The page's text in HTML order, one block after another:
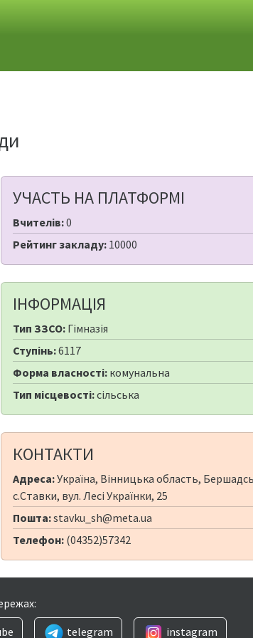
УЧАСТЬ НА ПЛАТФОРМІ
Вчителів:0
Рейтинг закладу: 10000
ІНФОРМАЦІЯ
Тип ЗЗСО: Гімназія
Ступінь:6117
Форма власності: комунальна
Тип місцевості:сільська
КОНТАКТИ
Адреса:Україна, Вінницька область,
с.Ставки, вул. Лесі Українки, 25
Пошта:stavku_sh@meta.ua
Телефон: (04352)57342
telegram instagram